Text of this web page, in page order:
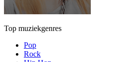
Top muziekgenres
Pop
Rock